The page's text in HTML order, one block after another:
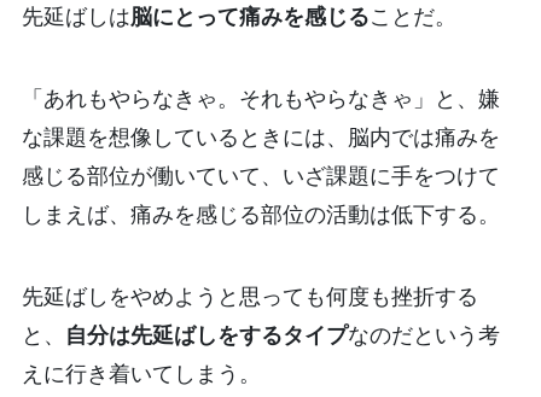
先延ばしは脳にとって痛みを感じることだ。
「あれもやらなきゃ。それもやらなきゃ」と、嫌
な課題を想像しているときには、脳内では痛みを
感じる部位が働いていて、いざ課題に手をつけて
しまえば、痛みを感じる部位の活動は低下する。
先延ばしをやめようと思っても何度も挫折する
と、 自分は先延ばしをするタイプなのだという考
えに行き着いてしまう。